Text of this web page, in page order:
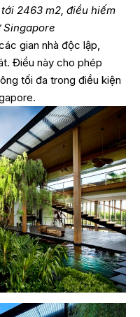
2463 m2, điều hiếm
Singapore
gian nhà độc lập,
Điều này cho phép
tối đa trong điều kiện